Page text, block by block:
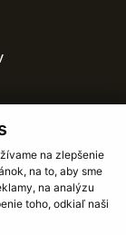
na zlepšenie
na to, aby sme
na analýzu
toho, odkiaľ naši